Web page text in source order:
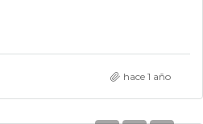
hace 1 año